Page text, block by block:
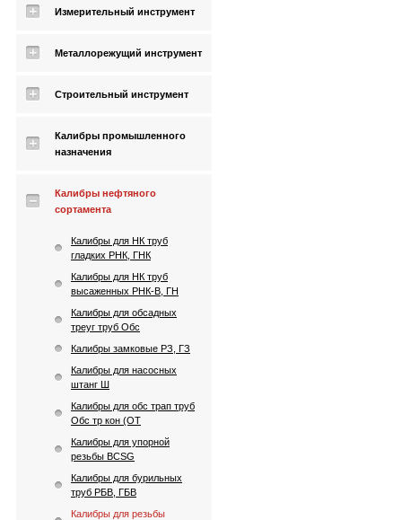
Измерительный инструмент
Металлорежущий инструмент
Строительный инструмент
Калибры промышленного
назначения
Калибры нефтяного
сортамента
Калибры для НК труб
гладких РНК, ГНК
Калибры для НК труб
высаженных РНК-В, ГН
Калибры для обсадных
треуг труб Обс
Калибры замковые РЗ, ГЗ
Калибры для насосных
штанг Ш
Калибры для обс трап труб
Обс тр кон (ОТ
Калибры для упорной
резьбы BCSG
Калибры для бурильных
труб РБВ, ГБВ
Калибры для резьбы